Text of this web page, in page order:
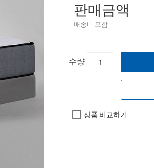
판매금액
배송비 포함
수량
상품 비교하기